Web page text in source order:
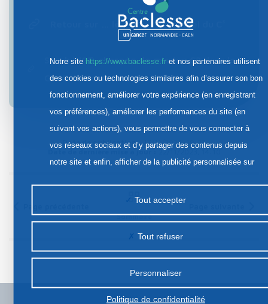
Retour sur … le séminaire annuel du C³
Sarah INGE, chargée de mission C3 dans les
CLCC de Caen, Rouen et Lille
Date de publication : 17/11/2023, 19:23
Date de dernière mise à jour :
22/11/2023, 14:10
Sommaire
Notre site https://www.baclesse.fret nos partenaires utilisent
des cookies ou technologies similaires afin d’assurer son bon
fonctionnement, améliorer votre expérience (en enregistrant
vos préférences), améliorer les performances du site (en
suivant vos actions), vous permettre de vous connecter à
vos réseaux sociaux et d’y partager des contenus depuis
notre site et enfin, afficher de la publicité personnalisée sur
classés peuvent être déposés sur notre site. Le dépôt de
certains cookies nécessite votre consentement préalable.
Tout accepter
Tout refuser
Personnaliser
Politique de confidentialité